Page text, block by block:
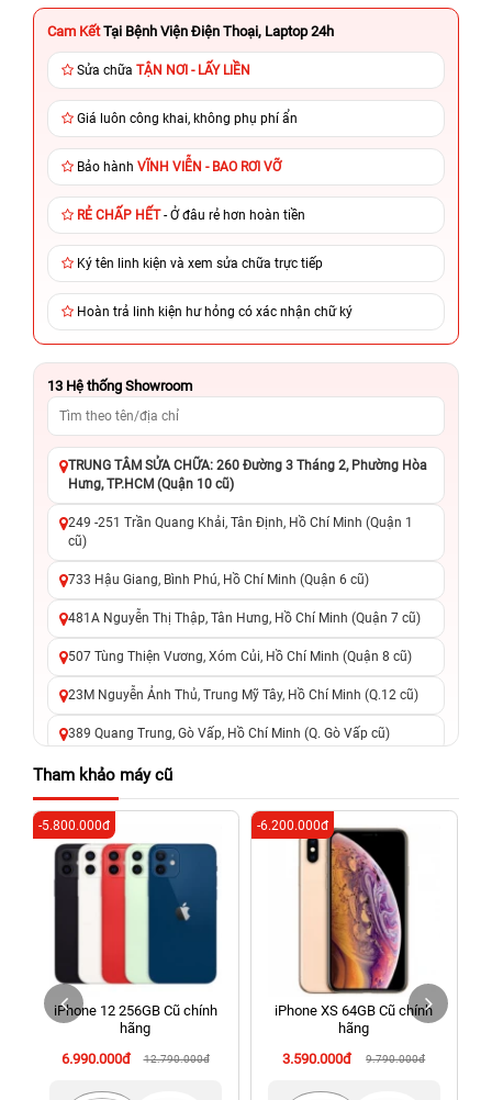
Cam Kết Tại Bệnh Viện Điện Thoại, Laptop 24h
Sửa chữa TẬN NƠI - LẤY LIỀN
Giá luôn công khai, không phụ phí ẩn
Bảo hành VĨNH VIỄN - BAO RƠI VỠ
RẺ CHẤP HẾT- Ở đâu rẻ hơn hoàn tiền
Ký tên linh kiện và xem sửa chữa trực tiếp
Hoàn trả linh kiện hư hỏng có xác nhận chữ ký
13 Hệ thống Showroom
TRUNG TÂM SỬA CHỮA: 260 Đường 3 Tháng 2, Phường Hòa
Hưng, TP.HCM (Quận 10 cũ)
249 -251 Trần Quang Khải, Tân Định, Hồ Chí Minh (Quận 1
cũ)
733 Hậu Giang, Bình Phú, Hồ Chí Minh (Quận 6 cũ)
481A Nguyễn Thị Thập, Tân Hưng, Hồ Chí Minh (Quận 7 cũ)
507 Tùng Thiện Vương, Xóm Củi, Hồ Chí Minh (Quận 8 cũ)
23M Nguyễn Ảnh Thủ, Trung Mỹ Tây, Hồ Chí Minh (Q.12 cũ)
389 Quang Trung, Gò Vấp, Hồ Chí Minh (Q. Gò Vấp cũ)
625 - 625A Âu Cơ, Tân Phú, Hồ Chí Minh (Quận Tân Phú cũ)
326 Lê Văn Việt, Tăng Nhơn Phú, Hồ Chí Minh (Q.9 TP. Thủ
Đức cũ)
256 Võ Văn Ngân, Thủ Đức, Hồ Chí Minh (Bình Thọ, TP. Thủ
70 Nguyễn An Ninh, Dĩ An, Hồ Chí Minh (Bình Dương Cũ)
24h Vũng Tàu: 162A Ba Cu, Vũng Tàu, Hồ Chí Minh (TP. Vũng
Tàu cũ)
198 Hoàng Văn Thụ, Tân Sơn Nhất, Hồ Chí Minh (Tân Bình
Tham khảo máy cũ
iPhone 12 256GB Cũ chính
hãng
6.990.000đ
12.790.000đ
-5.800.000đ
iPhone XS 64GB Cũ chính
hãng
3.590.000đ
9.790.000đ
-6.200.000đ